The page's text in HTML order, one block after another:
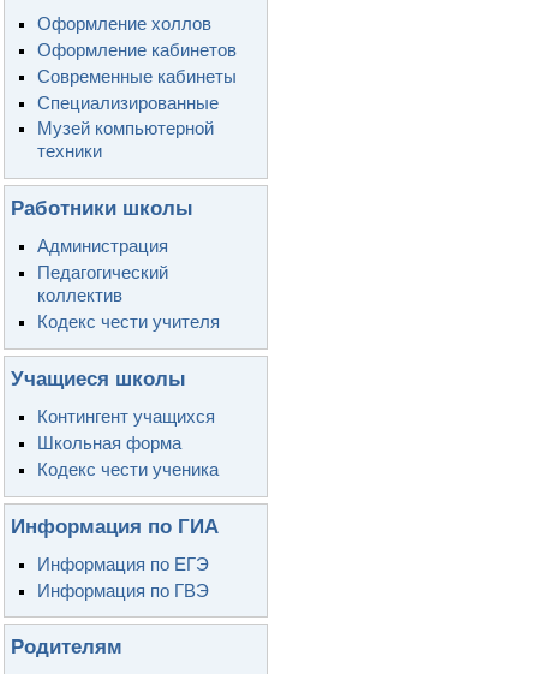
Оформление холлов
Оформление кабинетов
Современные кабинеты
Специализированные
Музей компьютерной
техники
Работники школы
Администрация
Педагогический
коллектив
Кодекс чести учителя
Учащиеся школы
Контингент учащихся
Школьная форма
Кодекс чести ученика
Информация по ГИА
Информация по ЕГЭ
Информация по ГВЭ
Родителям